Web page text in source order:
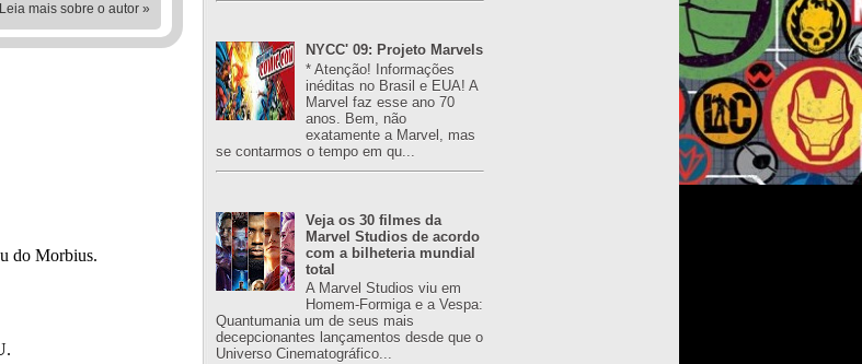
Leia mais sobre o autor »
NYCC' 09: Projeto Marvels
* Atenção! Informações
inéditas no Brasil e EUA! A
Marvel faz esse ano 70
anos. Bem, não
exatamente a Marvel, mas
se contarmos o tempo em qu...
Veja os 30 filmes da
Marvel Studios de acordo
com a bilheteria mundial
total
A Marvel Studios viu em
Homem-Formiga e a Vespa:
Quantumania um de seus mais
decepcionantes lançamentos desde que o
Universo Cinematográfico...